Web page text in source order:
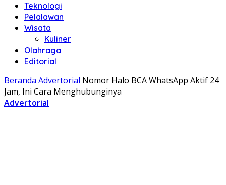
Teknologi
Pelalawan
Wisata
Kuliner
Olahraga
Editorial
Beranda Advertorial Nomor Halo BCA WhatsApp Aktif 24
Jam, Ini Cara Menghubunginya
Advertorial